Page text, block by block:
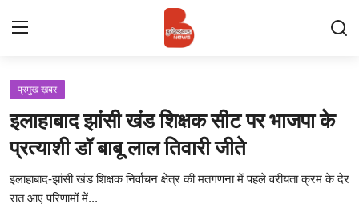
Login
Contact
प्रमुख ख़बर
प्रमुख ख़बर
इलाहाबाद झांसी खंड शिक्षक सीट पर भाजपा के
प्रत्याशी डॉ बाबू लाल तिवारी जीते
इलाहाबाद-झांसी खंड शिक्षक निर्वाचन क्षेत्र की मतगणना में पहले वरीयता क्रम के देर
रात आए परिणामों में...